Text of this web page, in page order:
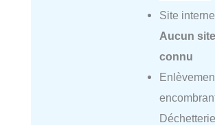
Site
Aucun
connu